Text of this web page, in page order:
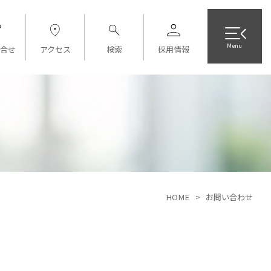
せ アクセス 検索 採用情報 Menu
HOME お問い合わせ